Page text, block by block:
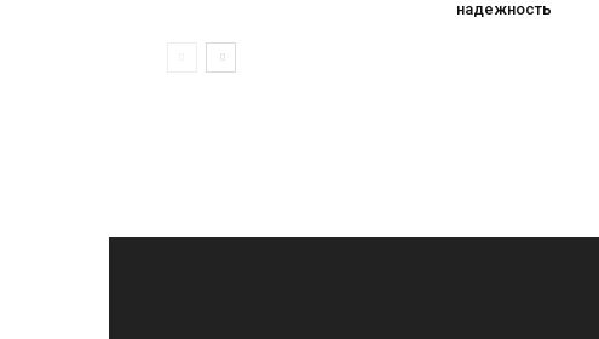
надежность